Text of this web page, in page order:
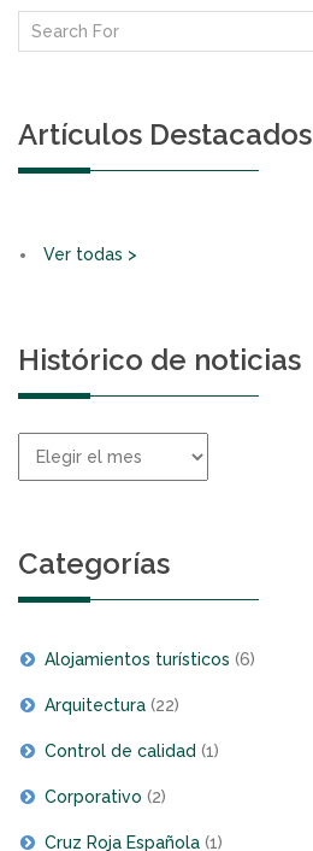
Artículos Destacados
Ver todas >
Histórico de noticias
Categorías
Alojamientos turísticos (6)
Arquitectura (22)
Control de calidad (1)
Corporativo (2)
Cruz Roja Española (1)